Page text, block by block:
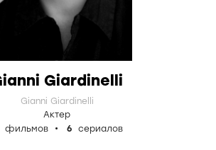
Giardinelli
Gianni Giardinelli
Актер
фильмов 6 сериалов